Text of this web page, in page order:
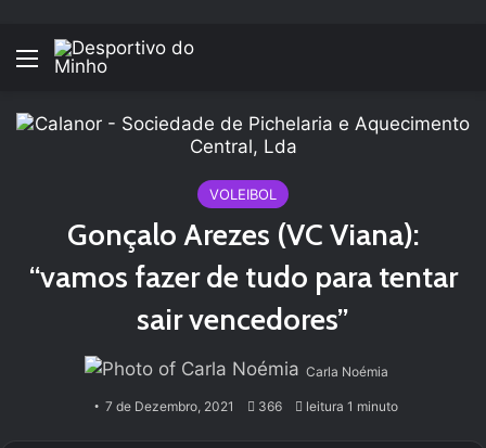
Menu
VOLEIBOL
Gonçalo Arezes (VC Viana):
“vamos fazer de tudo para tentar
sair vencedores”
Carla Noémia
7 de Dezembro, 2021 366 leitura 1 minuto